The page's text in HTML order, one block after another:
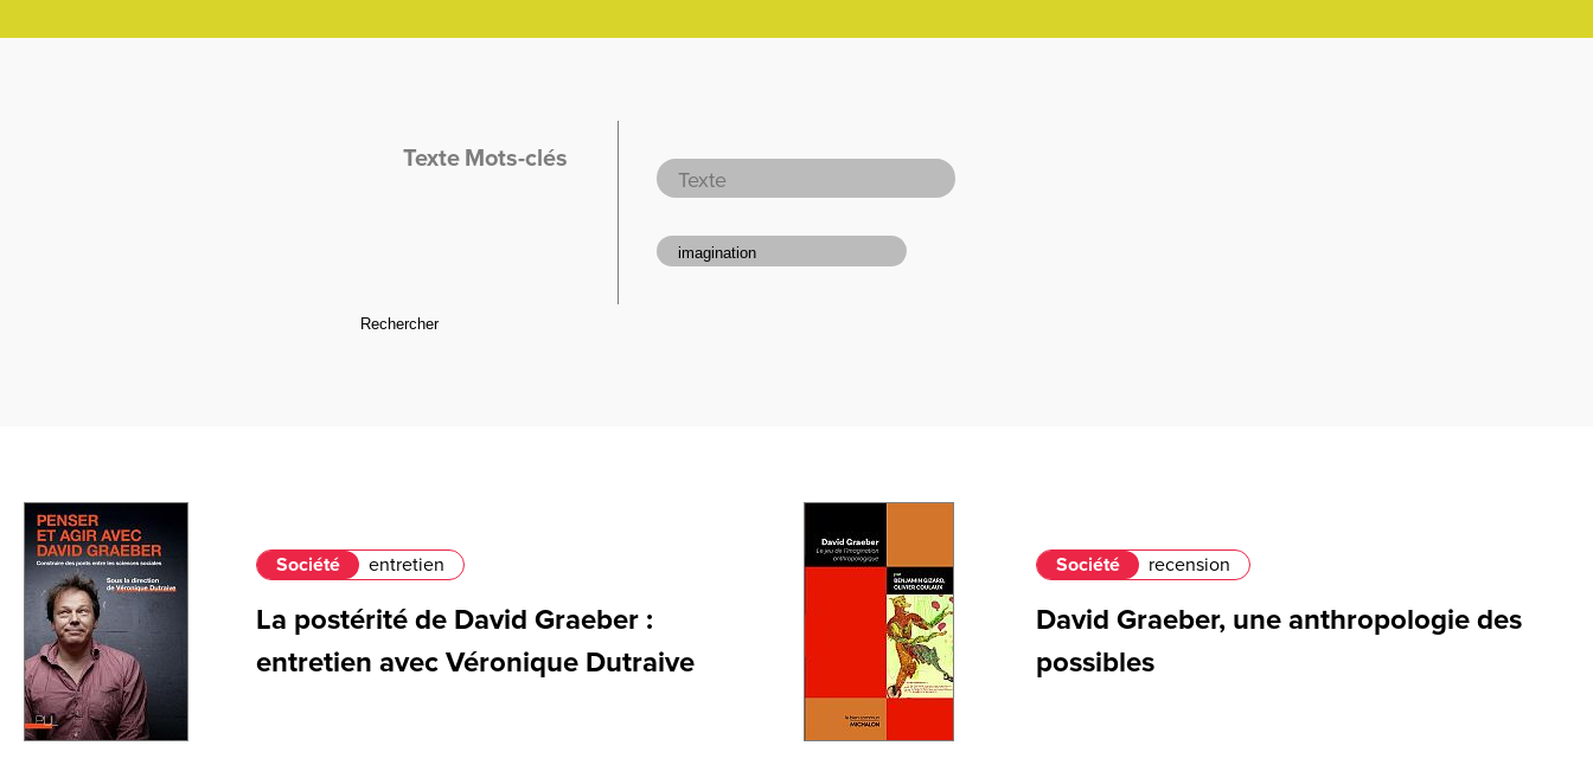
Texte Mots-clés
Société entretien
La postérité de David Graeber :
entretien avec Véronique Dutraive
Société recension
David Graeber, une anthropologie des
possibles